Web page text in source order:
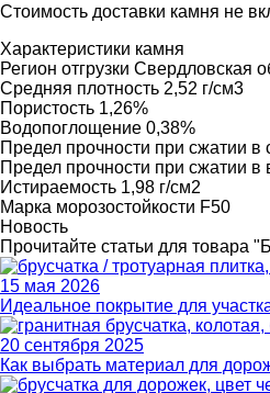
Стоимость доставки камня не
Характеристики камня
Регион отгрузки Свердловская
Средняя плотность 2,52 г/см3
Пористость 1,26%
Водопоглощение 0,38%
Предел прочности при сжатии в
Предел прочности при сжатии
Истираемость 1,98 г/см2
Марка морозостойкости F50
Новость
Прочитайте статьи для товара
15 мая 2026
Идеальное покрытие для
20 сентября 2025
Как выбрать материал для